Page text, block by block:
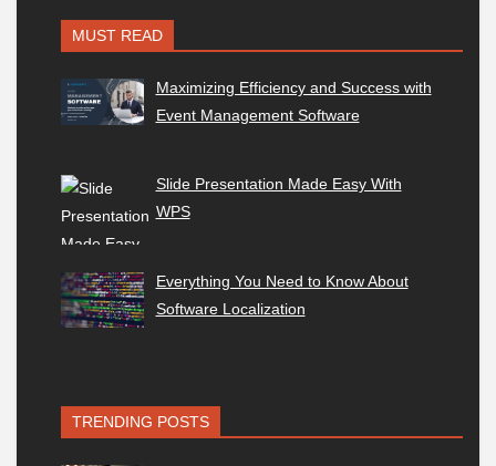
MUST READ
Maximizing Efficiency and Success with
Event Management Software
Slide Presentation Made Easy With
WPS
Everything You Need to Know About
Software Localization
TRENDING POSTS